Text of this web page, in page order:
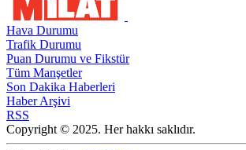
Hava Durumu
Trafik Durumu
Puan Durumu ve Fikstür
Tüm Manşetler
Son Dakika Haberleri
Haber Arşivi
RSS
Copyright © 2025. Her hakkı saklıdır.